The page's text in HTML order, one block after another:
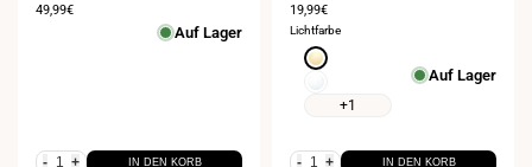
Verkaufspreis
49,99€
Auf Lager
- + IN DEN KORB
Verkaufspreis
19,99€
Lichtfarbe
Warmweiß
4000K+1
Auf Lager
- + IN DEN KORB